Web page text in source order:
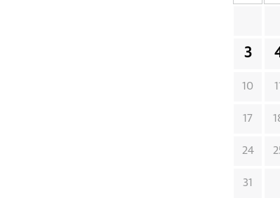
3
10 11
17
24
31